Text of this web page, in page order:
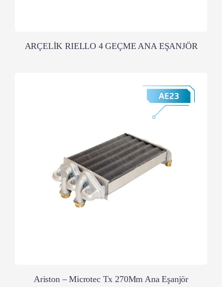
ARÇELİK RIELLO 4 GEÇME ANA EŞANJÖR
Ariston – Microtec Tx 270Mm Ana Eşanjör